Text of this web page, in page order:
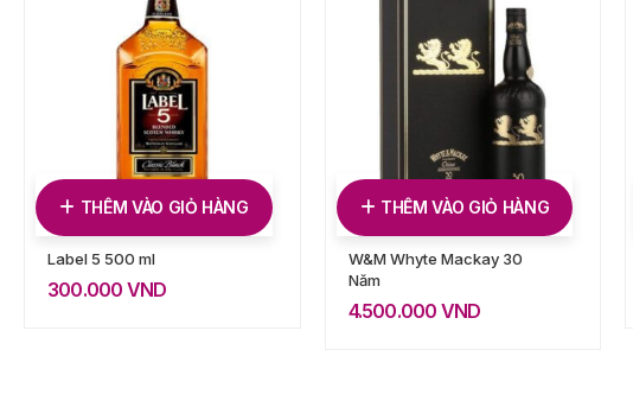
THÊM VÀO GIỎ HÀNG
Label 5 500 ml
300.000 VND
THÊM VÀO GIỎ HÀNG
W&M Whyte Mackay 30
Năm
4.500.000 VND